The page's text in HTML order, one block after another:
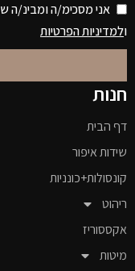
אני מסכימ/ה ומבינ/ה
ולמדיניות הפרטיות
חנות
דף הבית
שידות איפור
קונסולות+כונניות
ריהוט
אקססוריז
מיטות